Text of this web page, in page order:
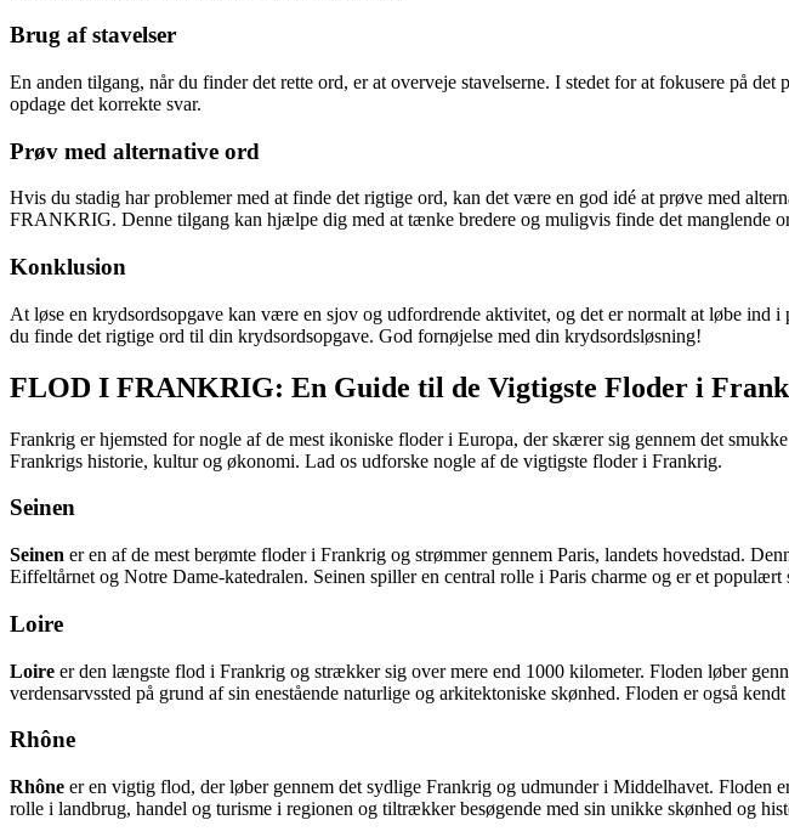
Brug af stavelser
En anden tilgang, når du finder det rette ord, er at overveje stavelserne. I stedet for at fokusere på
opdage det korrekte svar.
Prøv med alternative ord
Hvis du stadig har problemer med at finde det rigtige ord, kan det være en god idé at prøve med
FRANKRIG. Denne tilgang kan hjælpe dig med at tænke bredere og muligvis finde det manglende
Konklusion
At løse en krydsordsopgave kan være en sjov og udfordrende aktivitet, og det er normalt at løbe
du finde det rigtige ord til din krydsordsopgave. God fornøjelse med din krydsordsløsning!
FLOD I FRANKRIG: En Guide til de Vigtigste Floder i
Frankrig er hjemsted for nogle af de mest ikoniske floder i Europa, der skærer sig gennem det
Frankrigs historie, kultur og økonomi. Lad os udforske nogle af de vigtigste floder i Frankrig.
Seinen
Seinen er en af de mest berømte floder i Frankrig og strømmer gennem Paris, landets hovedstad.
Eiffeltårnet og Notre Dame-katedralen. Seinen spiller en central rolle i Paris charme og er et populært
Loire
Loire er den længste flod i Frankrig og strækker sig over mere end 1000 kilometer. Floden løber
verdensarvssted på grund af sin enestående naturlige og arkitektoniske skønhed. Floden er også
Rhône
Rhône er en vigtig flod, der løber gennem det sydlige Frankrig og udmunder i Middelhavet. Floden
rolle i landbrug, handel og turisme i regionen og tiltrækker besøgende med sin unikke skønhed og